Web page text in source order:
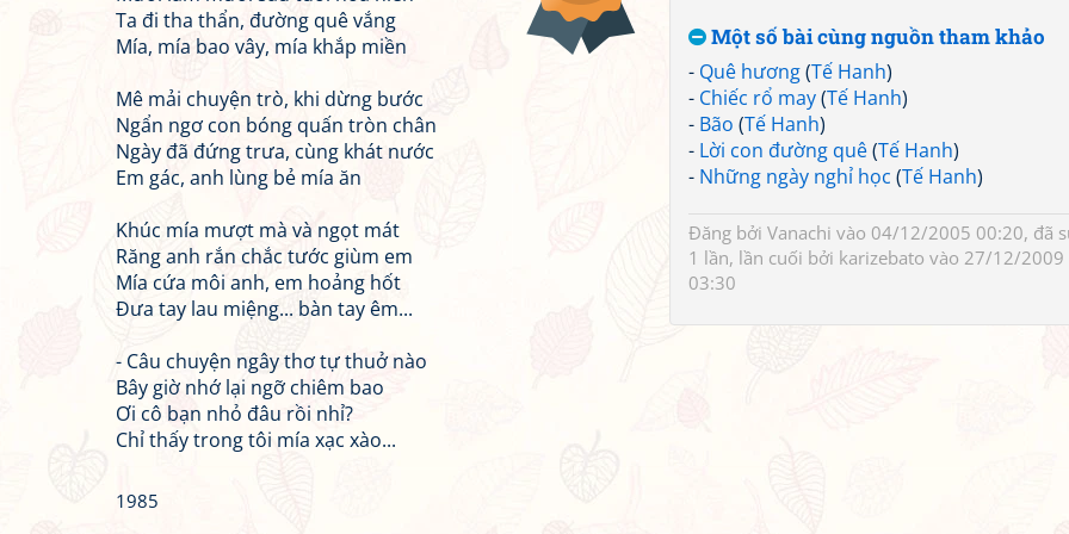
Một số bài cùng nguồn tham khảo
- Quê hương(Tế Hanh)
- Chiếc rổ may(Tế Hanh)
- Bão (Tế Hanh)
- Lời con đường quê(Tế Hanh)
- Những ngày nghỉ học (Tế Hanh)
Đăng bởi Vanachi vào 04/12/2005 00:20, đã
1 lần, lần cuối bởi karizebato vào 27/12/2009
03:30
Ta đi tha thẩn, đường quê vắng
Mía, mía bao vây, mía khắp miền
Mê mải chuyện trò, khi dừng bước
Ngẩn ngơ con bóng quấn tròn chân
Ngày đã đứng trưa, cùng khát nước
Em gác, anh lùng bẻ mía ăn
Khúc mía mượt mà và ngọt mát
Răng anh rắn chắc tước giùm em
Mía cứa môi anh, em hoảng hốt
Đưa tay lau miệng... bàn tay êm...
- Câu chuyện ngây thơ tự thuở nào
Bây giờ nhớ lại ngỡ chiêm bao
Ơi cô bạn nhỏ đâu rồi nhỉ?
Chỉ thấy trong tôi mía xạc xào...
1985